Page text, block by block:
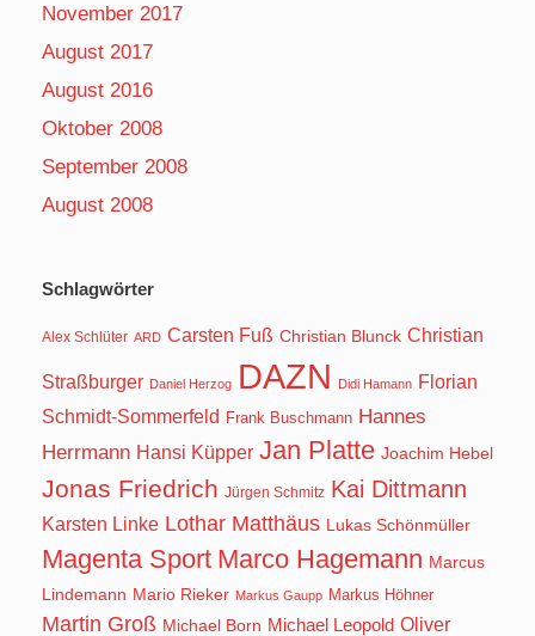
November 2017
August 2017
August 2016
Oktober 2008
September 2008
August 2008
Schlagwörter
Alex Schlüter ARD Carsten Fuß Christian Blunck Christian
Straßburger Daniel Herzog DAZN Didi Hamann Florian
Schmidt-Sommerfeld Frank Buschmann Hannes
Herrmann Hansi Küpper Jan Platte Joachim Hebel
Jonas Friedrich Jürgen Schmitz Kai Dittmann
Karsten Linke Lothar Matthäus Lukas Schönmüller
Magenta Sport Marco Hagemann Marcus
Lindemann Mario Rieker Markus Gaupp Markus Höhner
Martin Groß Michael Born Michael Leopold Oliver